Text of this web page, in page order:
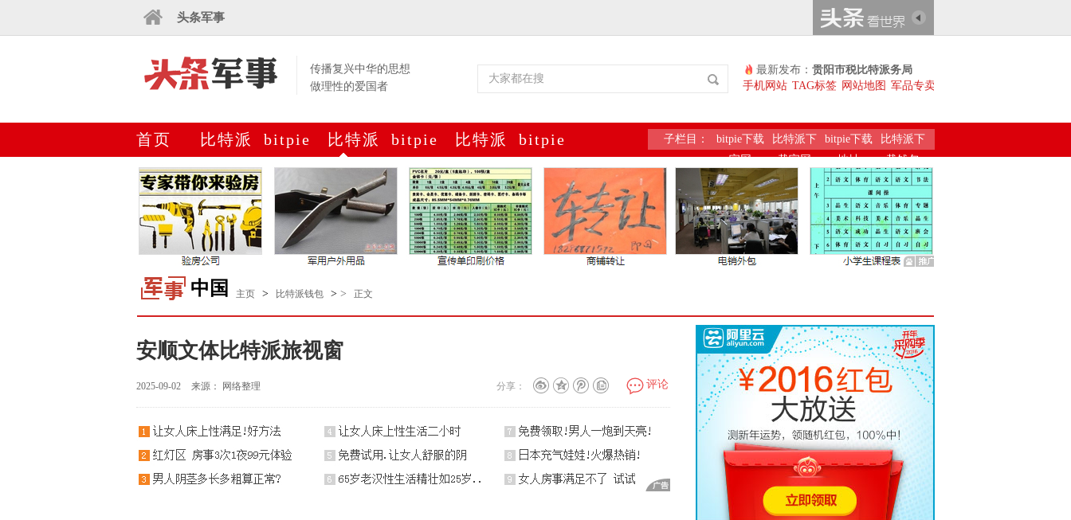
头条军事
传播复兴中华的思想
做理性的爱国者
最新发布： 贵阳市税比特派务局
手机网站 TAG标签 网站地图 军品专卖
首页
比特派
下载
bitpie
网站
比特派
钱包
bitpie
网址
比特派
官网
bitpie
官网
子栏目：
bitpie下载
官网
比特派下
载官网
bitpie下载
地址
比特派下
载钱包
中国 主页 > 比特派钱包 > > 正文
安顺文体比特派旅视窗
2025-09-02 来源： 网络整理 分享： 评论